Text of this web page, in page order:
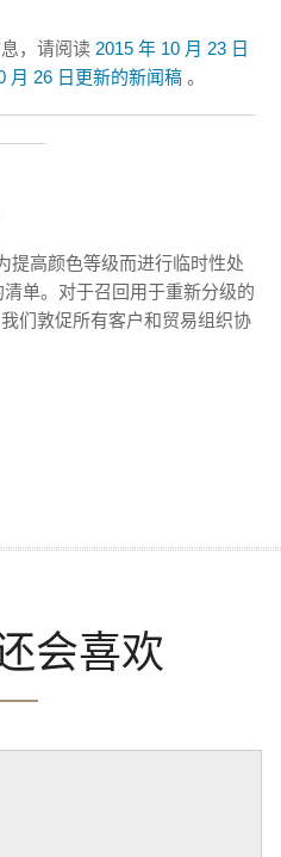
，请阅读 2015 年 10 月 23 日
月 26 日更新的新闻稿 。
提高颜色等级而进行临时性处
单。对于召回用于重新分级的
们敦促所有客户和贸易组织协
会喜欢